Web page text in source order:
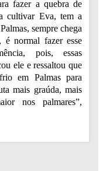
fazer a quebra de
cultivar Eva, tem a
sempre chega
é normal fazer esse
pois, essas
ele e ressaltou que
em Palmas para
mais graúda, mais
nos palmares”,